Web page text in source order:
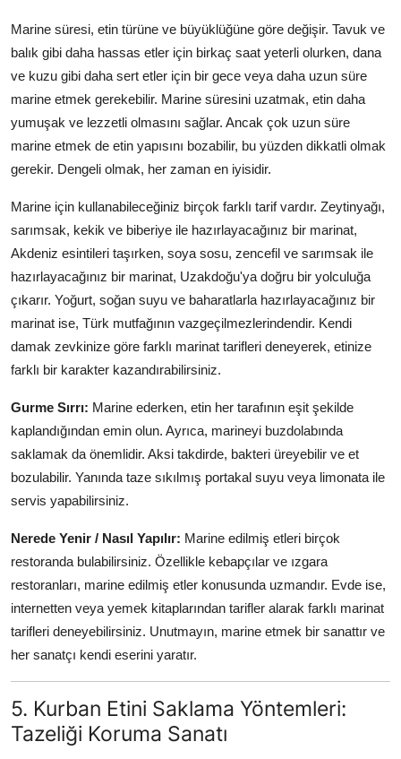
Marine süresi, etin türüne ve büyüklüğüne göre değişir. Tavuk ve
balık gibi daha hassas etler için birkaç saat yeterli olurken, dana
ve kuzu gibi daha sert etler için bir gece veya daha uzun süre
marine etmek gerekebilir. Marine süresini uzatmak, etin daha
yumuşak ve lezzetli olmasını sağlar. Ancak çok uzun süre
marine etmek de etin yapısını bozabilir, bu yüzden dikkatli olmak
gerekir. Dengeli olmak, her zaman en iyisidir.
Marine için kullanabileceğiniz birçok farklı tarif vardır. Zeytinyağı,
sarımsak, kekik ve biberiye ile hazırlayacağınız bir marinat,
Akdeniz esintileri taşırken, soya sosu, zencefil ve sarımsak ile
hazırlayacağınız bir marinat, Uzakdoğu'ya doğru bir yolculuğa
çıkarır. Yoğurt, soğan suyu ve baharatlarla hazırlayacağınız bir
marinat ise, Türk mutfağının vazgeçilmezlerindendir. Kendi
damak zevkinize göre farklı marinat tarifleri deneyerek, etinize
farklı bir karakter kazandırabilirsiniz.
Gurme Sırrı: Marine ederken, etin her tarafının eşit şekilde
kaplandığından emin olun. Ayrıca, marineyi buzdolabında
saklamak da önemlidir. Aksi takdirde, bakteri üreyebilir ve et
bozulabilir. Yanında taze sıkılmış portakal suyu veya limonata ile
servis yapabilirsiniz.
Nerede Yenir / Nasıl Yapılır: Marine edilmiş etleri birçok
restoranda bulabilirsiniz. Özellikle kebapçılar ve ızgara
restoranları, marine edilmiş etler konusunda uzmandır. Evde ise,
internetten veya yemek kitaplarından tarifler alarak farklı marinat
tarifleri deneyebilirsiniz. Unutmayın, marine etmek bir sanattır ve
her sanatçı kendi eserini yaratır.
5. Kurban Etini Saklama Yöntemleri:
Tazeliği Koruma Sanatı